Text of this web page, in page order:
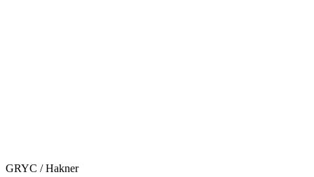
GRYC / Hakner